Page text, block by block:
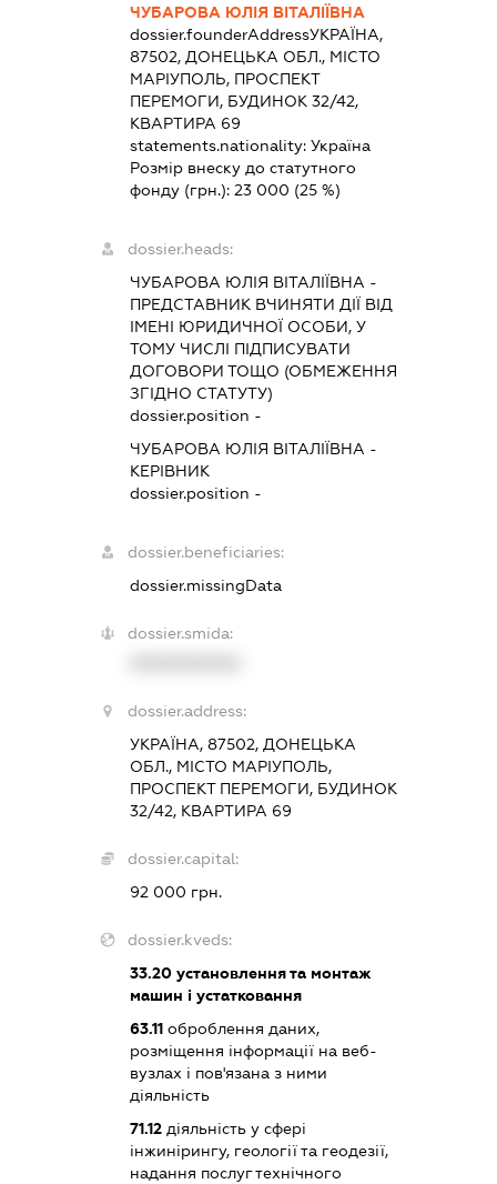
ЧУБАРОВА ЮЛІЯ ВІТАЛІЇВНА
dossier.founderAddressУКРАЇНА,
87502, ДОНЕЦЬКА ОБЛ., МІСТО
МАРІУПОЛЬ, ПРОСПЕКТ
ПЕРЕМОГИ, БУДИНОК 32/42,
КВАРТИРА 69
statements.nationality:Україна
Розмір внеску до статутного
фонду (грн.):23 000 (25 %)
dossier.heads:
ЧУБАРОВА ЮЛІЯ ВІТАЛІЇВНА -
ПРЕДСТАВНИК ВЧИНЯТИ ДІЇ ВІД
ІМЕНІ ЮРИДИЧНОЇ ОСОБИ, У
ТОМУ ЧИСЛІ ПІДПИСУВАТИ
ДОГОВОРИ ТОЩО (ОБМЕЖЕННЯ
ЗГІДНО СТАТУТУ)
dossier.position -
ЧУБАРОВА ЮЛІЯ ВІТАЛІЇВНА -
КЕРІВНИК
dossier.position -
dossier.beneficiaries:
dossier.missingData
dossier.smida:
dossier.address:
УКРАЇНА, 87502, ДОНЕЦЬКА
ОБЛ., МІСТО МАРІУПОЛЬ,
ПРОСПЕКТ ПЕРЕМОГИ, БУДИНОК
32/42, КВАРТИРА 69
dossier.capital:
92 000 грн.
dossier.kveds:
33.20 установлення та монтаж
машин і устатковання
63.11 оброблення даних,
розміщення інформації на веб-
вузлах і пов'язана з ними
діяльність
71.12 діяльність у сфері
інжинірингу, геології та геодезії,
надання послуг технічного